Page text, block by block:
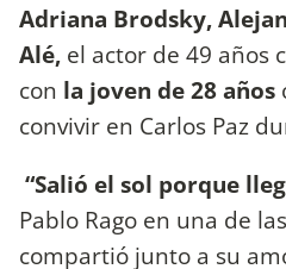
Adriana Brodsky,
Alé, el actor de 49 años
con la joven de 28 años
convivir en Carlos Paz
“Salió el sol porque
Pablo Rago en una de
compartió junto a su